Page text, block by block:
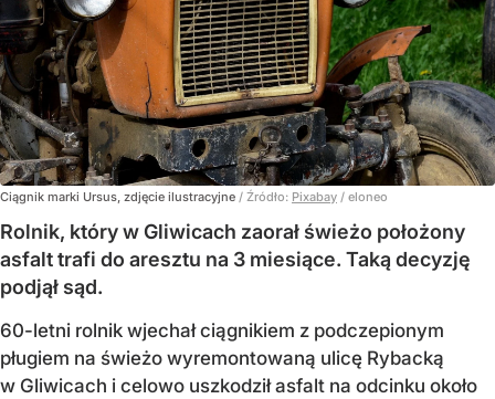
Ciągnik marki Ursus, zdjęcie ilustracyjne / Źródło: Pixabay / eloneo
Rolnik, który w Gliwicach zaorał świeżo położony
asfalt trafi do aresztu na 3 miesiące. Taką decyzję
podjął sąd.
60-letni rolnik wjechał ciągnikiem z podczepionym
pługiem na świeżo wyremontowaną ulicę Rybacką
w Gliwicach i celowo uszkodził asfalt na odcinku około